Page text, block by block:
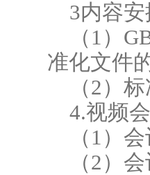
3内容
（1）
准化文件
（2）
4.视频
（1）
（2）